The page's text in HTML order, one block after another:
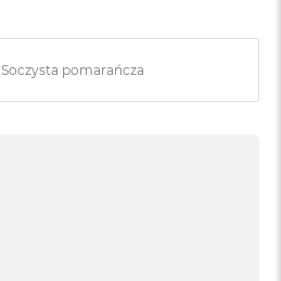
Soczysta pomarańcza